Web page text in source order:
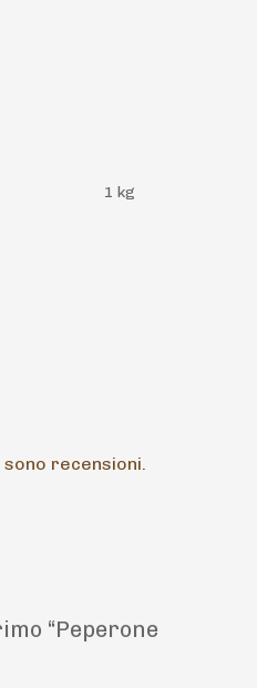
1 kg
recensioni.
“Peperone